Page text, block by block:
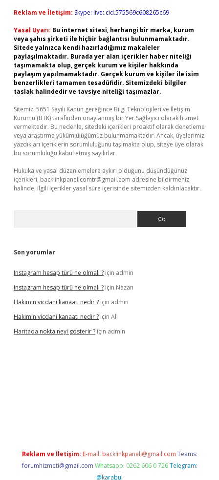
Reklam ve İletişim: Skype: live:.cid.575569c608265c69
Yasal Uyarı: Bu internet sitesi, herhangi bir marka, kurum
veya şahıs şirketi ile hiçbir bağlantısı bulunmamaktadır.
Sitede yalnızca kendi hazırladığımız makaleler
paylaşılmaktadır. Burada yer alan içerikler haber niteliği
taşımamakta olup, gerçek kurum ve kişiler hakkında
paylaşım yapılmamaktadır. Gerçek kurum ve kişiler ile isim
benzerlikleri tamamen tesadüfidir. Sitemizdeki bilgiler
taslak halindedir ve tavsiye niteliği taşımazlar.
Sitemiz, 5651 Sayılı Kanun gereğince Bilgi Teknolojileri ve İletişim
Kurumu (BTK) tarafından onaylanmış bir Yer Sağlayıcı olarak hizmet
vermektedir. Bu nedenle, sitedeki içerikleri proaktif olarak denetleme
veya araştırma yükümlülüğümüz bulunmamaktadır. Ancak, üyelerimiz
yazdıkları içeriklerin sorumluluğunu taşımakta olup, siteye üye olarak
bu sorumluluğu kabul etmiş sayılırlar.
Hukuka ve yasal düzenlemelere aykırı olduğunu düşündüğünüz
içerikleri, backlinkpanelicomtr@gmail.com adresine bildirmeniz
halinde, ilgili içerikler yasal süre içerisinde sitemizden kaldırılacaktır.
Son yorumlar
Instagram hesap türü ne olmalı ? için admin
Instagram hesap türü ne olmalı ? için Nazan
Hakimin vicdani kanaati nedir ? için admin
Hakimin vicdani kanaati nedir ? için Ali
Haritada nokta neyi gösterir ? için admin
Reklam ve İletişim: E-mail: backlinkpaneli@gmail.com Teams:
forumhizmeti@gmail.com Whatsapp: 0262 606 0 726 Telegram:
@karabul